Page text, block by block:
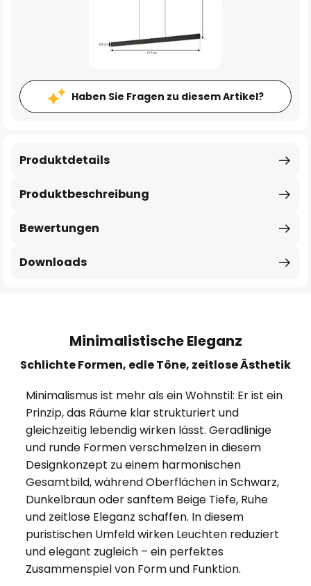
Haben Sie Fragen zu diesem Artikel?
Produktbeschreibung
Produktdetails
Bewertungen
Downloads
Minimalistische Eleganz
Schlichte Formen, edle Töne, zeitlose Ästhetik
Minimalismus ist mehr als ein Wohnstil: Er ist ein
Prinzip, das Räume klar strukturiert und
gleichzeitig lebendig wirken lässt. Geradlinige
und runde Formen verschmelzen in diesem
Designkonzept zu einem harmonischen
Gesamtbild, während Oberflächen in Schwarz,
Dunkelbraun oder sanftem Beige Tiefe, Ruhe
und zeitlose Eleganz schaffen. In diesem
puristischen Umfeld wirken Leuchten reduziert
und elegant zugleich – ein perfektes
Zusammenspiel von Form und Funktion.